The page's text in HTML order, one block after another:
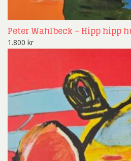
Peter Wahlbeck – Hipp hipp
1.800 kr